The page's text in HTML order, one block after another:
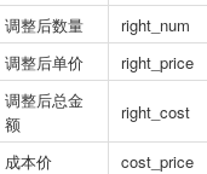
调整后数量
right_num
调整后单价
right_price
调整后总金
额
right_cost
成本价 cost_price